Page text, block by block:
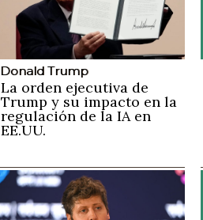
Donald Trump
La orden ejecutiva de
Trump y su impacto en la
regulación de la IA en
EE.UU.